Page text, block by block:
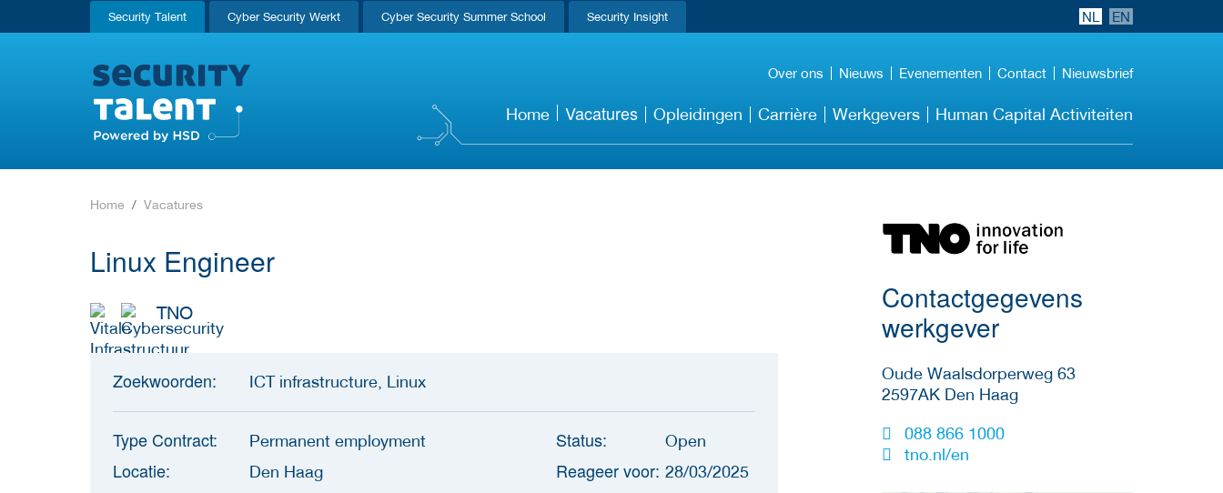
Security Talent Cyber Security Werkt Cyber Security Summer School Security Insight NL EN
Over ons Nieuws Evenementen Contact Nieuwsbrief
Home Vacatures Opleidingen Carrière Werkgevers Human Capital Activiteiten
Home Vacatures
Linux Engineer
TNO
Zoekwoorden: ICT infrastructure, Linux
Type Contract: Permanent employment
Locatie: Den Haag
Status: Open
Reageer voor: 28/03/2025
Meer werkgever
details
Contactgegevens
werkgever
Oude Waalsdorperweg 63
2597AK Den Haag
088 866 1000
tno.nl/en